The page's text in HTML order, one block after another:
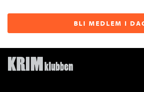
BLI MEDLEM I